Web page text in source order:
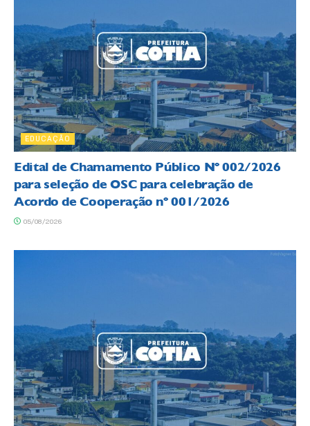
EDUCAÇÃO
Edital de Chamamento Público Nº 002/2026
para seleção de OSC para celebração de
Acordo de Cooperação nº 001/2026
05/08/2026